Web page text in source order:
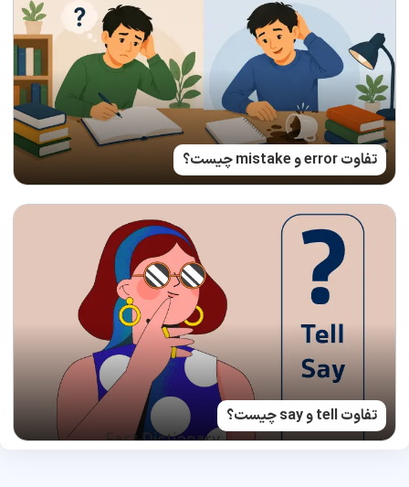
تفاوت error و mistake چیست؟
تفاوت tell و say چیست؟